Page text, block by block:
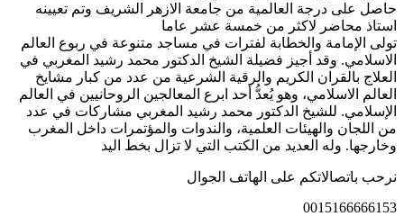
حاصل على درجة العالمية من جامعة الازهر الشريف وتم تعيينه
استاذ محاضر لاكثر من خمسة عشر عاما
تولى الإمامة والخطابة لفترات في مساجد متنوعة في ربوع العالم
الاسلامي. وقد أجيز فضيلة الشيخ الدكتور محمد رشيد المغربي في
العلاج بالقران الكريم والرقية الشرعية من عدد من كبار مشايخ
العالم الاسلامي، وهو يُعدُّ أحد ابرع المعالجين الروحانيين في العالم
الإسلامي. للشيخ الدكتور محمد رشيد المغربي مشاركات في عدد
من اللجان والهيئات العلمية، والندوات والمؤتمرات داخل المغرب
وخارجها. وله العديد من الكتب التي لا تزال بخط اليد
نرحب باتصالاتكم على الهاتف الجوال
0015166666153